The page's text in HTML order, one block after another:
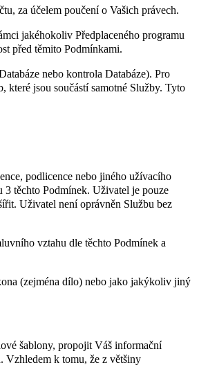
za účelem poučení o Vašich právech.
jakéhokoliv Předplaceného programu
před těmito Podmínkami.
nebo kontrola Databáze). Pro
jsou součástí samotné Služby. Tyto
podlicence nebo jiného užívacího
3 těchto Podmínek. Uživatel je pouze
Uživatel není oprávněn Službu bez
vztahu dle těchto Podmínek a
(zejména dílo) nebo jako jakýkoliv jiný
šablony, propojit Váš informační
Vzhledem k tomu, že z většiny